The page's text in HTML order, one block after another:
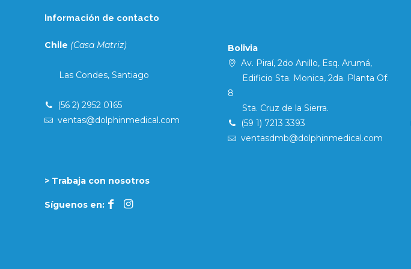
Información de contacto
Chile (Casa Matriz)
Las Condes, Santiago
(56 2) 2952 0165
ventas@dolphinmedical.com
> Trabaja con nosotros
Síguenos en:
Bolivia
Av. Piraí, 2do Anillo, Esq. Arumá,
Edificio Sta. Monica, 2da. Planta Of.
8
Sta. Cruz de la Sierra.
(59 1) 7213 3393
ventasdmb@dolphinmedical.com